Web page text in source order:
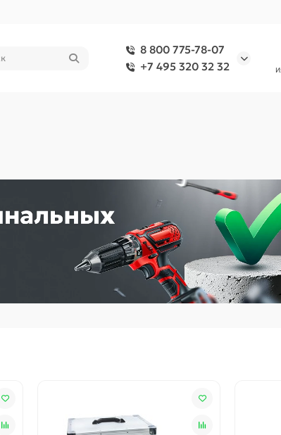
8 800 775-78-07
+7 495 320 32 32